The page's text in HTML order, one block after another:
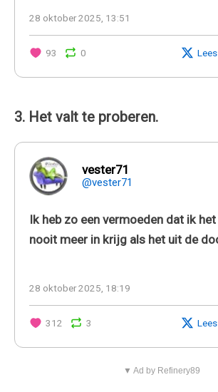
28 oktober 2025, 13:51
93 0
3. Het valt te proberen.
vester71
@vester71
Ik heb zo een vermoeden dat ik
nooit meer in krijg als het uit de
28 oktober 2025, 18:19
312 3
▼ Ad by Refinery89